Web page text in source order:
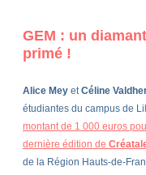
GEM : un
primé !
Alice Mey etCéline
étudiantes du campus de
montant de 1 000 euros
dernière édition de
de la Région Hauts-de-